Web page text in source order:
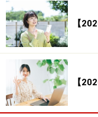
ます。移動平均線
動きを平均化した
を表していて、「
株価は一般的に、
く習性があります
下どちらかに乖離
【
【